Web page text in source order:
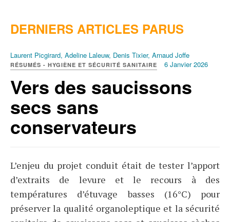
DERNIERS ARTICLES PARUS
Laurent Picgirard, Adeline Laleuw, Denis Tixier, Arnaud Joffe
RÉSUMÉS - HYGIÈNE ET SÉCURITÉ SANITAIRE 6 Janvier 2026
Vers des saucissons
secs sans
conservateurs
L’enjeu du projet conduit était de tester l’apport
d’extraits de levure et le recours à des
températures d’étuvage basses (16°C) pour
préserver la qualité organoleptique et la sécurité